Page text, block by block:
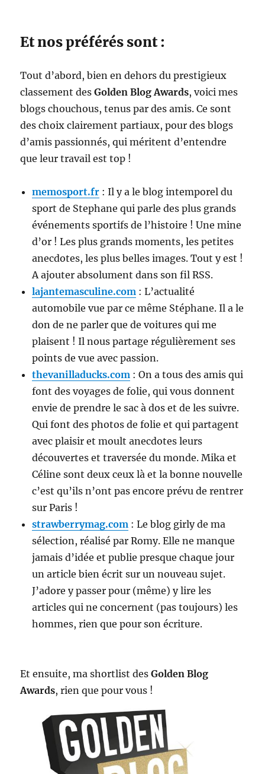
Et nos préférés sont :
Tout d’abord, bien en dehors du prestigieux
classement desGolden Blog Awards, voici mes
blogs chouchous, tenus par des amis. Ce sont
des choix clairement partiaux, pour des blogs
d’amis passionnés, qui méritent d’entendre
que leur travail est top !
memosport.fr : Il y a le blog intemporel du
sport de Stephane qui parle des plus grands
événements sportifs de l’histoire ! Une mine
d’or ! Les plus grands moments, les petites
anecdotes, les plus belles images. Tout y est !
A ajouter absolument dans son fil RSS.
lajantemasculine.com : L’actualité
automobile vue par ce même Stéphane. Il a le
don de ne parler que de voitures qui me
plaisent ! Il nous partage régulièrement ses
points de vue avec passion.
thevanilladucks.com : On a tous des amis qui
font des voyages de folie, qui vous donnent
envie de prendre le sac à dos et de les suivre.
Qui font des photos de folie et qui partagent
avec plaisir et moult anecdotes leurs
découvertes et traversée du monde. Mika et
Céline sont deux ceux là et la bonne nouvelle
c’est qu’ils n’ont pas encore prévu de rentrer
sur Paris !
strawberrymag.com : Le blog girly de ma
sélection, réalisé par Romy. Elle ne manque
jamais d’idée et publie presque chaque jour
un article bien écrit sur un nouveau sujet.
J’adore y passer pour (même) y lire les
articles qui ne concernent (pas toujours) les
hommes, rien que pour son écriture.
Et ensuite, ma shortlist desGolden Blog
Awards, rien que pour vous !